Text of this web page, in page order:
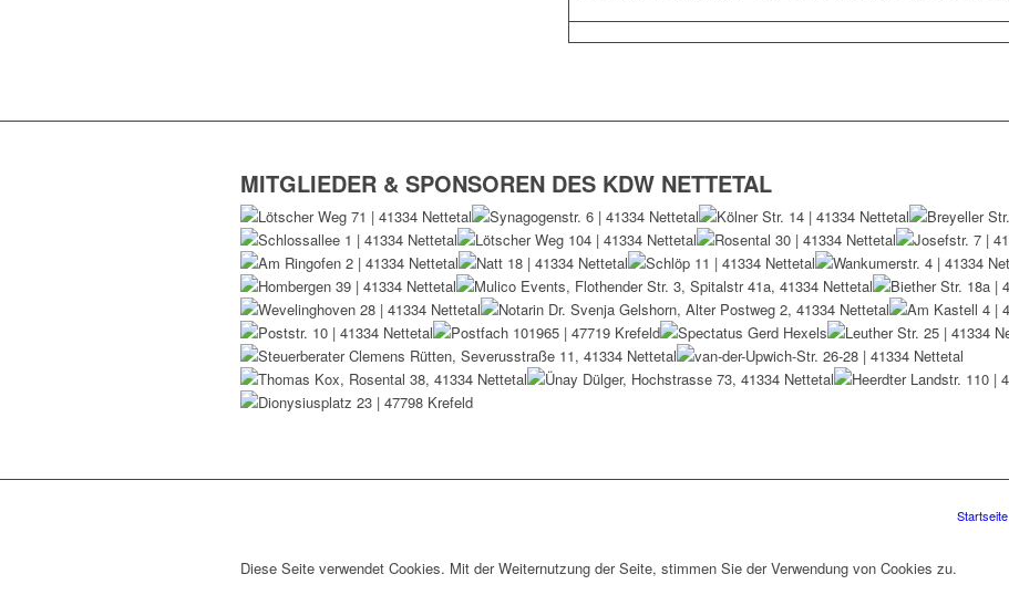
MITGLIEDER & SPONSOREN DES KDW NETTETAL
Startseite
Diese Seite verwendet Cookies. Mit der Weiternutzung der Seite, stimmen Sie der Verwendung von Cookies zu.